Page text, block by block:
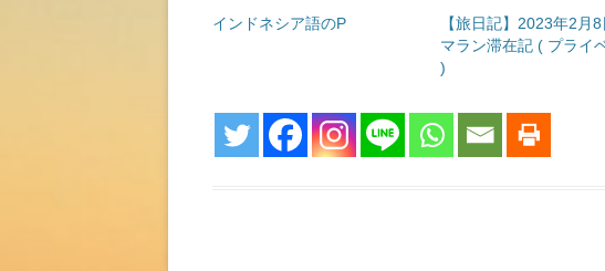
インドネシア語のP
【旅日記】2023年2月8
マラン滞在記 ( プライ
)